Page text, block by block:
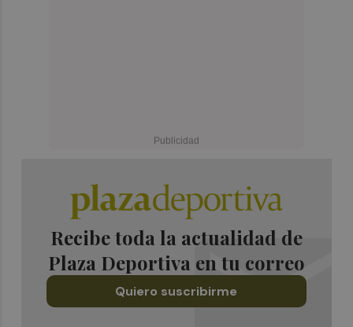
Recibe toda la actualidad de
Plaza Deportiva en tu correo
Quiero suscribirme